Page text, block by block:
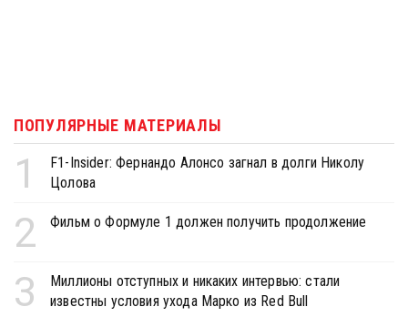
ПОПУЛЯРНЫЕ МАТЕРИАЛЫ
1
F1-Insider: Фернандо Алонсо загнал в долги Николу
Цолова
2 Фильм о Формуле 1 должен получить продолжение
3
Миллионы отступных и никаких интервью: стали
известны условия ухода Марко из Red Bull